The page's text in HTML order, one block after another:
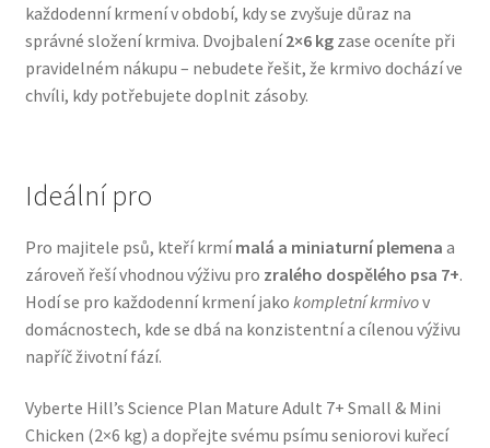
Vodítka a obojky
Wolf of Wilderness
každodenní krmení v období, kdy se zvyšuje důraz na
správné složení krmiva. Dvojbalení2×6 kgzase oceníte při
pravidelném nákupu – nebudete řešit, že krmivo dochází ve
chvíli, kdy potřebujete doplnit zásoby.
Ideální pro
Pro majitele psů, kteří krmímalá a miniaturní plemena a
zároveň řeší vhodnou výživu pro zralého dospělého psa 7+.
Hodí se pro každodenní krmení jako kompletní krmivov
domácnostech, kde se dbá na konzistentní a cílenou výživu
napříč životní fází.
Vyberte Hill’s Science Plan Mature Adult 7+ Small & Mini
Chicken (2×6 kg) a dopřejte svému psímu seniorovi kuřecí